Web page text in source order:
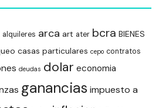
alquileres arca art ater bcra BIENES
casas particulares cepo contratos
deudas dolar economia
ganancias impuesto a